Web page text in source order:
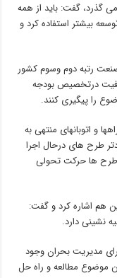
شدن البرز می گذرد، گفت: باید از همه
بیشتر استفاده کرد و
صنعت رتبه دوم وسوم کشور
ظرفیت درتخصیص بودجه
و اتوبانهای منتهی به
طرح های درحال اجرا
طرح ها حرکت تحولی
هم اشاره کرد و گفت:
نشینی دارد.
مدیریت بحران وجود
موضوع مطالعه و راه حل